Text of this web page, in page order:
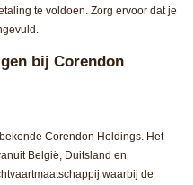
te voldoen. Zorg ervoor dat je
bij Corendon
Corendon Holdings. Het
België, Duitsland en
waarbij de